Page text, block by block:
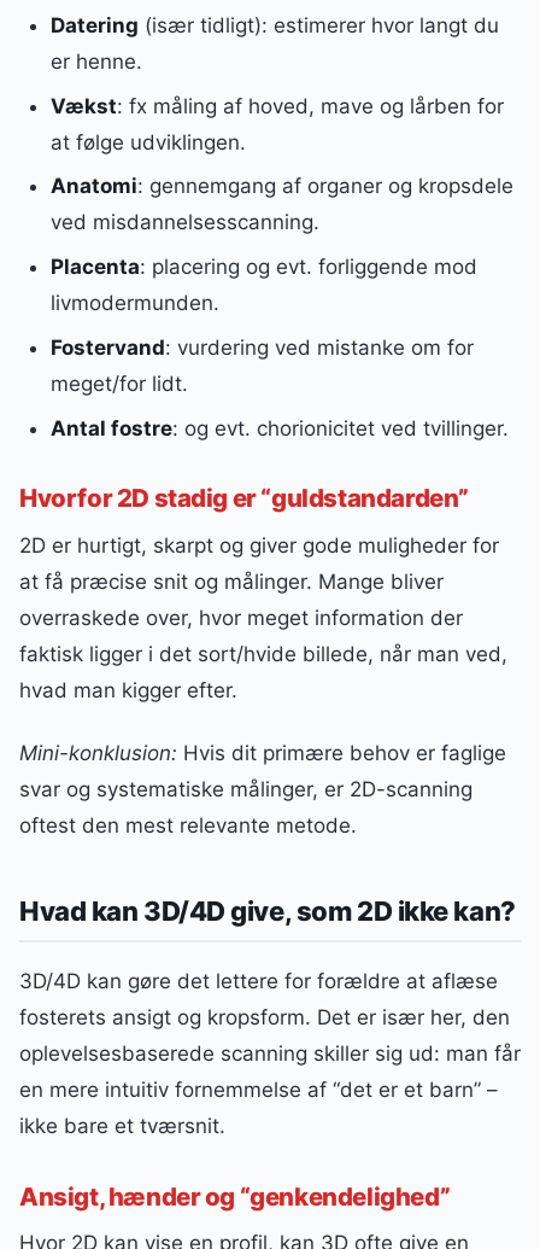
Datering (især tidligt): estimerer hvor langt du
er henne.
Vækst: fx måling af hoved, mave og lårben for
at følge udviklingen.
Anatomi: gennemgang af organer og kropsdele
ved misdannelsesscanning.
Placenta: placering og evt. forliggende mod
livmodermunden.
Fostervand: vurdering ved mistanke om for
meget/for lidt.
Antal fostre: og evt. chorionicitet ved tvillinger.
Hvorfor 2D stadig er “guldstandarden”
2D er hurtigt, skarpt og giver gode muligheder for
at få præcise snit og målinger. Mange bliver
overraskede over, hvor meget information der
faktisk ligger i det sort/hvide billede, når man ved,
hvad man kigger efter.
Mini-konklusion: Hvis dit primære behov er faglige
svar og systematiske målinger, er 2D-scanning
oftest den mest relevante metode.
Hvad kan 3D/4D give, som 2D ikke kan?
3D/4D kan gøre det lettere for forældre at aflæse
fosterets ansigt og kropsform. Det er især her, den
oplevelsesbaserede scanning skiller sig ud: man får
en mere intuitiv fornemmelse af “det er et barn” –
ikke bare et tværsnit.
Ansigt, hænder og “genkendelighed”
Hvor 2D kan vise en profil, kan 3D ofte give en